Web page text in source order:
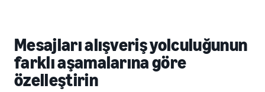
Mesajları alışveriş yolculuğunun
farklı aşamalarına göre
özelleştirin